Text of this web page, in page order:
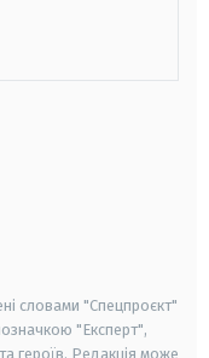
словами "Спецпроєкт"
"Експерт",
героїв. Редакція може